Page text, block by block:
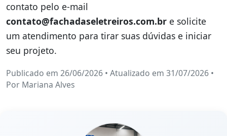
contato pelo e-mail
contato@fachadaseletreiros.com.br e solicite
um atendimento para tirar suas dúvidas e iniciar
seu projeto.
Publicado em 26/06/2026 • Atualizado em 31/07/2026 •
Por Mariana Alves